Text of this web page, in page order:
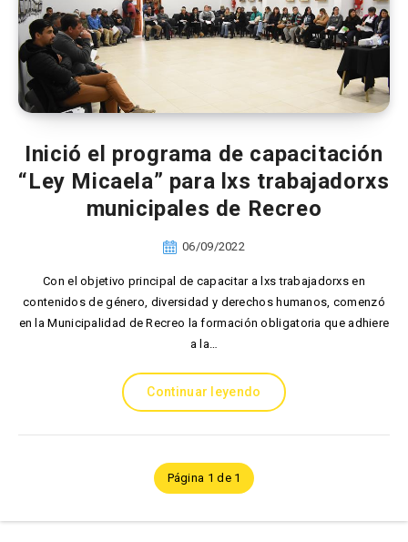
Inició el programa de capacitación
“Ley Micaela” para lxs trabajadorxs
municipales de Recreo
06/09/2022
Con el objetivo principal de capacitar a lxs trabajadorxs en
contenidos de género, diversidad y derechos humanos, comenzó
en la Municipalidad de Recreo la formación obligatoria que adhiere
a la…
Continuar leyendo
Página 1 de 1